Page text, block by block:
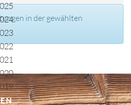
in der gewählten